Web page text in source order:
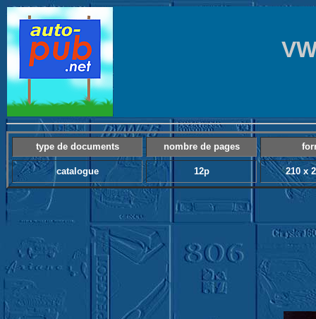
type de documents nombre de pages
catalogue 12p 210 x